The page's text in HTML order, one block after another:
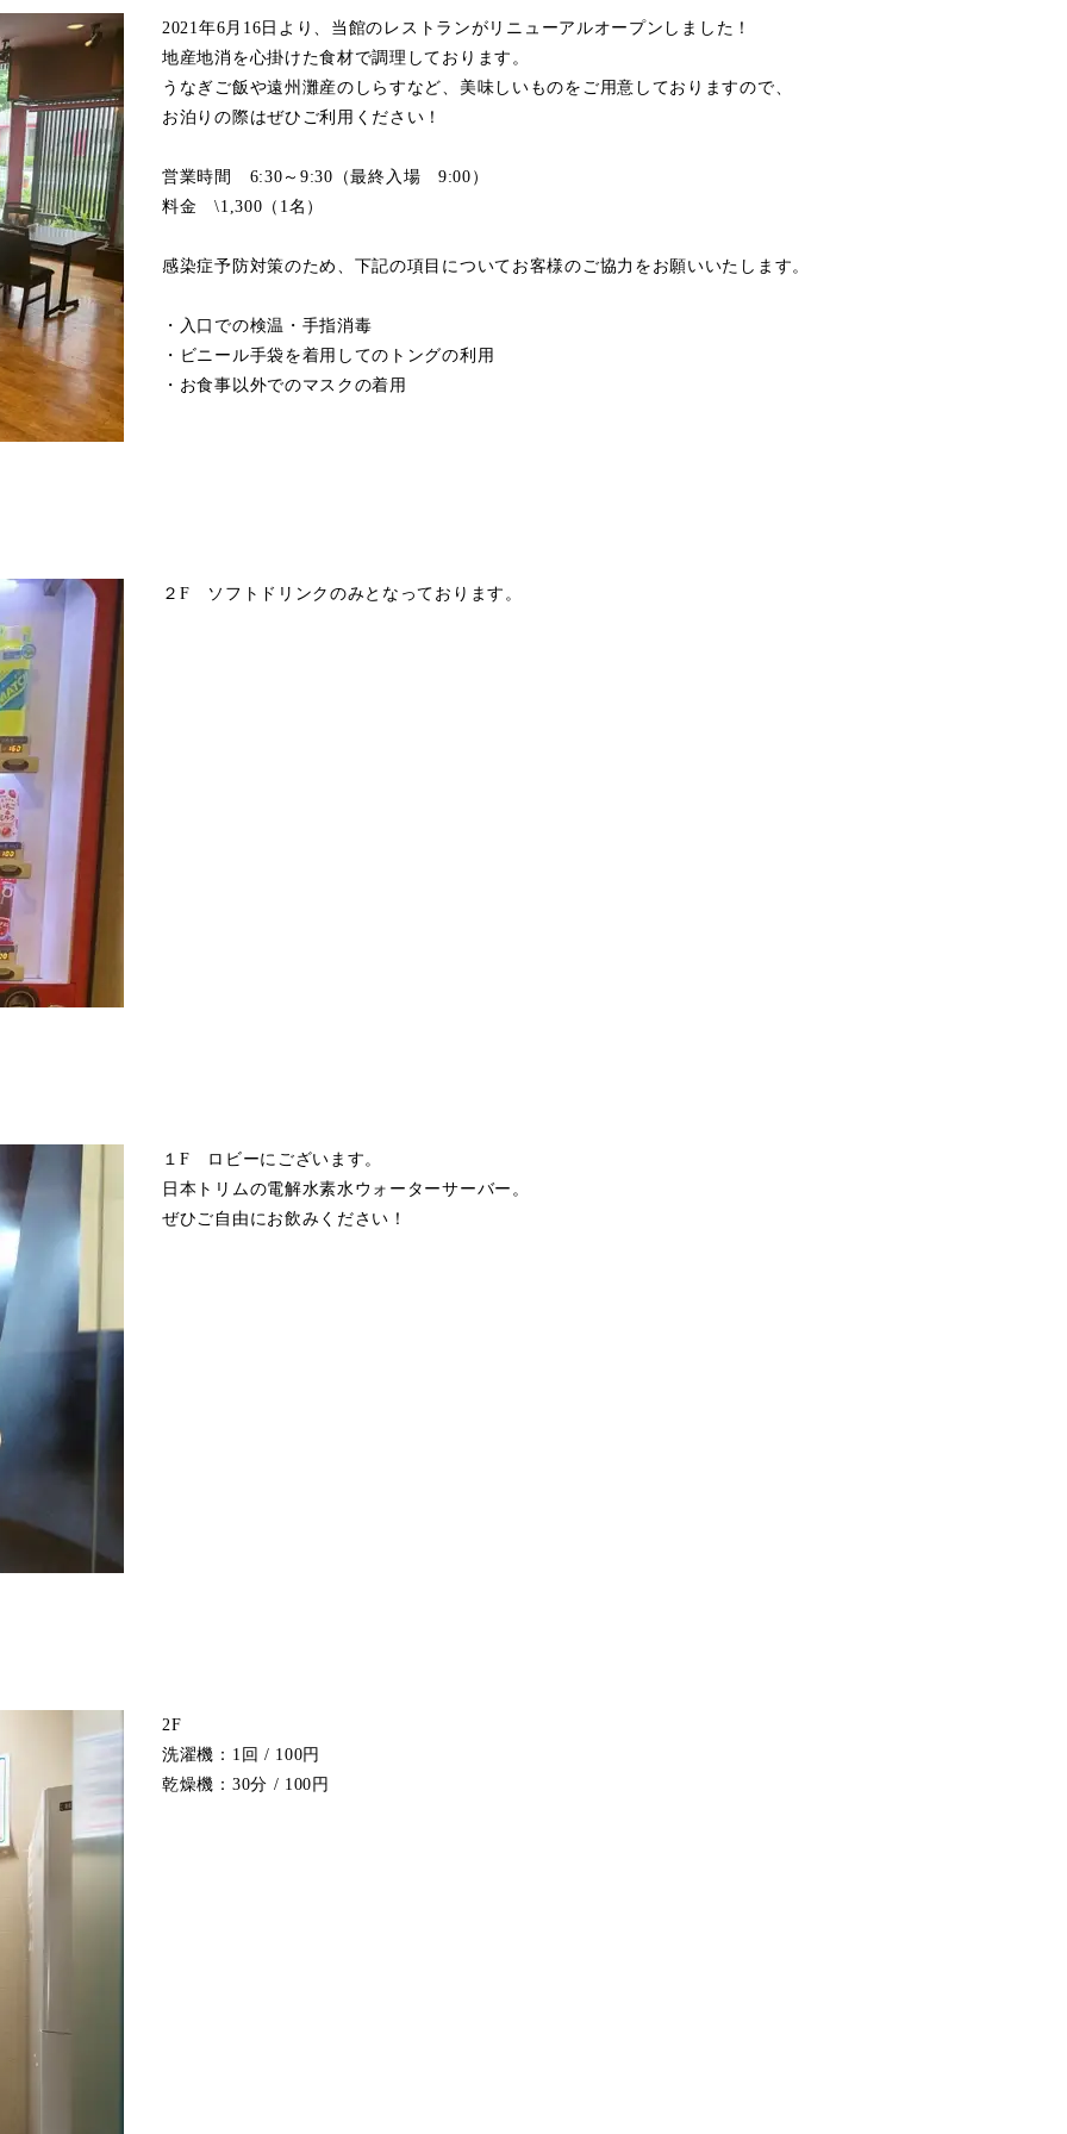
2021年6月16日より、当館のレストランがリニューアルオープンしました！
地産地消を心掛けた食材で調理しております。
うなぎご飯や遠州灘産のしらすなど、美味しいものをご用意しておりますので、
お泊りの際はぜひご利用ください！
営業時間 6:30～9:30（最終入場 9:00）
料金 \1,300（1名）
感染症予防対策のため、下記の項目についてお客様のご協力をお願いいたします。
・入口での検温・手指消毒
・ビニール手袋を着用してのトングの利用
・お食事以外でのマスクの着用
２F ソフトドリンクのみとなっております。
１F ロビーにございます。
日本トリムの電解水素水ウォーターサーバー。
ぜひご自由にお飲みください！
2F
洗濯機：1回 / 100円
乾燥機：30分 / 100円